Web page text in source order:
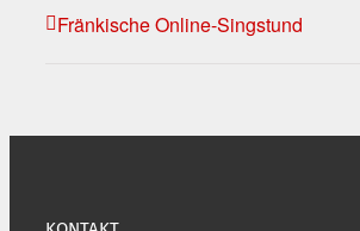
Fränkische Online-Singstund